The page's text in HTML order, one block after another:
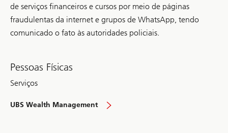
de serviços financeiros e cursos por meio de páginas
fraudulentas da internet e grupos de WhatsApp, tendo
comunicado o fato às autoridades policiais.
Pessoas Físicas
Serviços
UBS Wealth Management